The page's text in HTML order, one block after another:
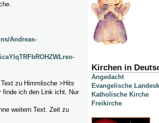
Andreas-
zu Himmlische >Hits
finde ich den Link icht. Nur
weitern Text. Zeit zu
Kirchen in
Angedacht
Evangelische
Katholische Kirche
Freikirche